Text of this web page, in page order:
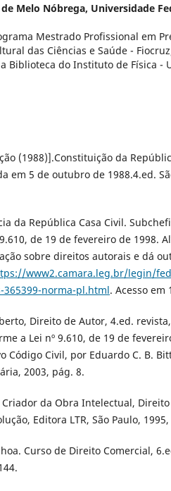
Melo Nóbrega, Universidade
Mestrado Profissional em
das Ciências e Saúde -
Biblioteca do Instituto de Física -
(1988)].Constituição da
em 5 de outubro de 1988.4.ed.
da República Casa Civil.
de 19 de fevereiro de 1998.
sobre direitos autorais e dá
www2.camara.leg.br/legin/
365399-norma-pl.html. Acesso em
Direito de Autor, 4.ed.
a Lei nº 9.610, de 19 de
Código Civil, por Eduardo C. B.
2003, pág. 8.
Criador da Obra Intelectual,
Editora LTR, São Paulo,
Curso de Direito Comercial,